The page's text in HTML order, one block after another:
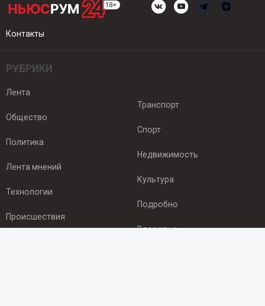
Контакты
РУБРИКИ
Лента
Общество
Политика
Лента мнений
Технологии
Происшествия
Транспорт
Спорт
Недвижимость
Культура
Подробно
Здоровье